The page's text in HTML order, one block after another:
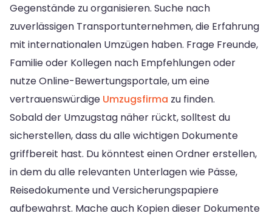
Gegenstände zu organisieren. Suche nach
zuverlässigen Transportunternehmen, die Erfahrung
mit internationalen Umzügen haben. Frage Freunde,
Familie oder Kollegen nach Empfehlungen oder
nutze Online-Bewertungsportale, um eine
vertrauenswürdige Umzugsfirma zu finden.
Sobald der Umzugstag näher rückt, solltest du
sicherstellen, dass du alle wichtigen Dokumente
griffbereit hast. Du könntest einen Ordner erstellen,
in dem du alle relevanten Unterlagen wie Pässe,
Reisedokumente und Versicherungspapiere
aufbewahrst. Mache auch Kopien dieser Dokumente